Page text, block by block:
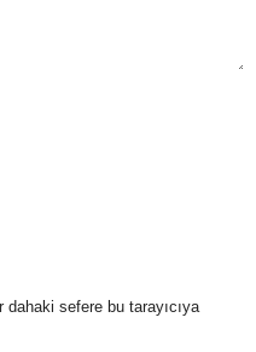
sefere bu tarayıcıya